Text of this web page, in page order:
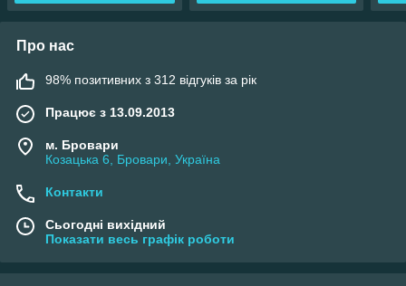
Про нас
98% позитивних з 312 відгуків за рік
Працює з 13.09.2013
м. Бровари
Козацька 6, Бровари, Україна
Контакти
Сьогодні вихідний
Показати весь графік роботи